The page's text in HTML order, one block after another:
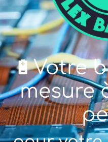
🔋Votre
mesure